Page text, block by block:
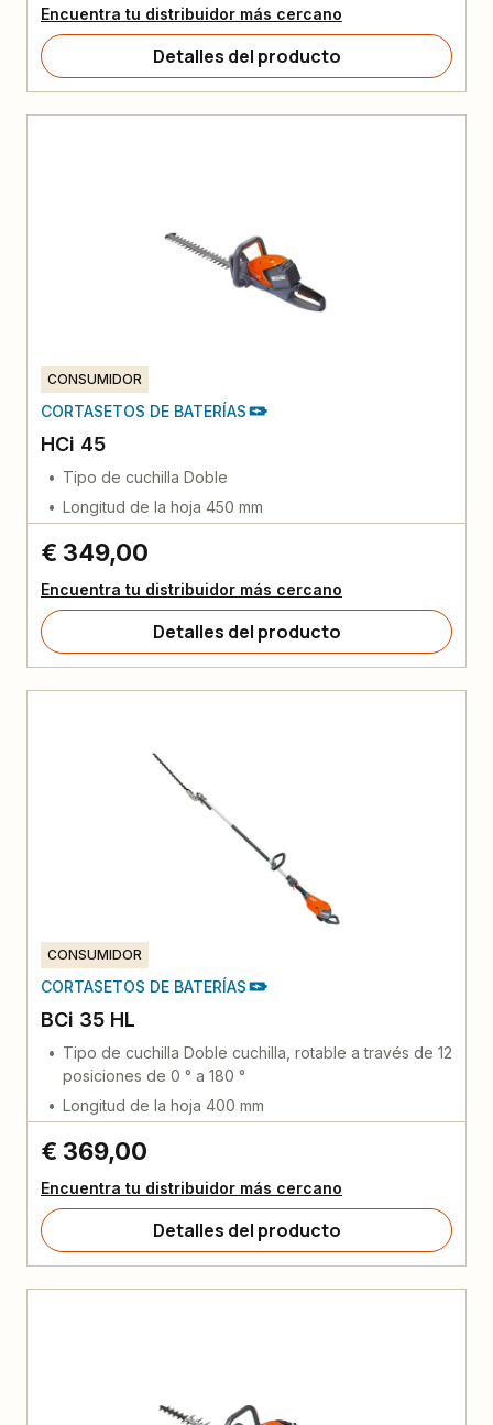
Encuentra tu distribuidor más cercano
Detalles del producto
CONSUMIDOR
CORTASETOS DE BATERÍAS
HCi 45
Tipo de cuchilla Doble
Longitud de la hoja 450 mm
€ 349,00
Encuentra tu distribuidor más cercano
Detalles del producto
CONSUMIDOR
CORTASETOS DE BATERÍAS
BCi 35 HL
Tipo de cuchilla Doble cuchilla, rotable a través de 12
posiciones de 0 ° a 180 °
Longitud de la hoja 400 mm
€ 369,00
Encuentra tu distribuidor más cercano
Detalles del producto